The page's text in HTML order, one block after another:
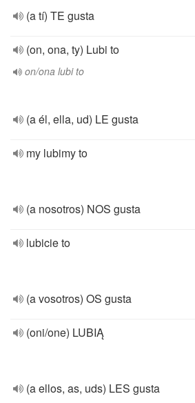
(a tí) TE gusta
(on, ona, ty) Lubi to
on/ona lubi to
(a él, ella, ud) LE gusta
my lubimy to
(a nosotros) NOS gusta
lubicie to
(a vosotros) OS gusta
(oni/one) LUBIĄ
(a ellos, as, uds) LES gusta